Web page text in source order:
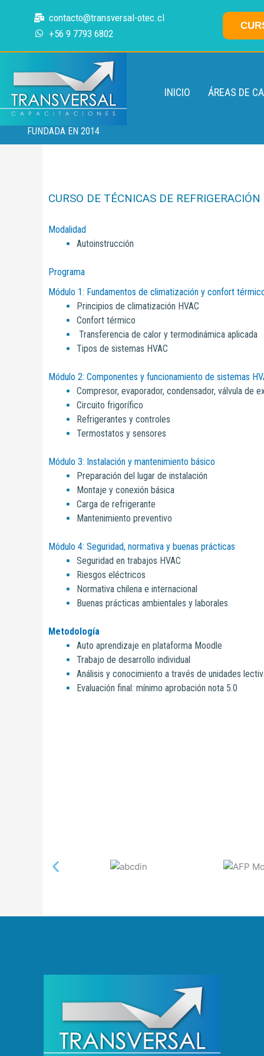
contacto@transversal-otec.cl
+56 9 7793 6802
FUNDADA EN 2014
INICIO ÁREAS DE
CURSO DE TÉCNICAS DE
Modalidad
Autoinstrucción
Programa
Módulo 1: Fundamentos de climatización y confort
Principios de climatización HVAC
Confort térmico
Transferencia de calor y termodinámica aplicada
Tipos de sistemas HVAC
Módulo 2: Componentes y funcionamiento de sistemas
Compresor, evaporador, condensador, válvula de
Circuito frigorífico
Refrigerantes y controles
Termostatos y sensores
Módulo 3: Instalación y mantenimiento básico
Preparación del lugar de instalación
Montaje y conexión básica
Carga de refrigerante
Mantenimiento preventivo
Módulo 4: Seguridad, normativa y buenas prácticas
Seguridad en trabajos HVAC
Riesgos eléctricos
Normativa chilena e internacional
Buenas prácticas ambientales y laborales
Metodología
Auto aprendizaje en plataforma Moodle
Trabajo de desarrollo individual
Análisis y conocimiento a través de unidades
Evaluación final: mínimo aprobación nota 5.0